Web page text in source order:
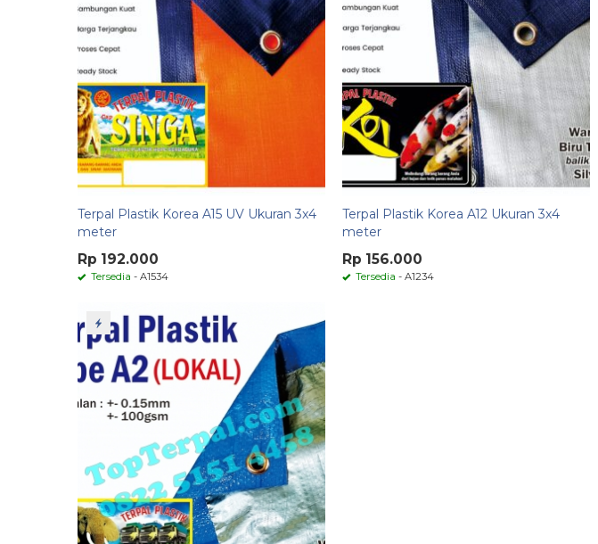
Terpal Plastik Korea A15 UV Ukuran 3x4
meter
Rp 192.000
Tersedia - A1534
Terpal Plastik Korea A12 Ukuran 3x4
meter
Rp 156.000
Tersedia - A1234